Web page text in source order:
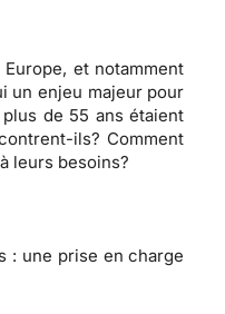
et notamment
un enjeu majeur pour
de 55 ans étaient
ils? Comment
leurs besoins?
: une prise en charge